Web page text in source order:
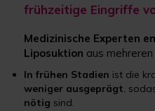
frühzeitige Eingriffe
Medizinische Experten
Liposuktion aus mehreren
In frühen Stadien ist die
weniger ausgeprägt,
nötig sind.